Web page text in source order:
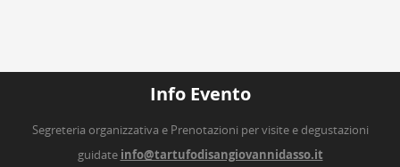
Info Evento
Segreteria organizzativa e Prenotazioni per visite e degustazioni
guidate info@tartufodisangiovannidasso.it